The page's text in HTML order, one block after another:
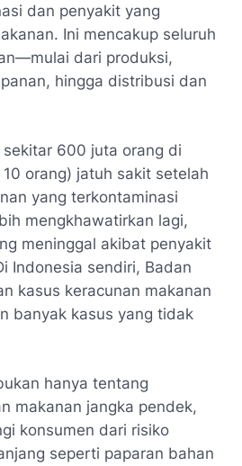
dan penyakit yang
Ini mencakup seluruh
dari produksi,
hingga distribusi dan
600 juta orang di
orang) jatuh sakit setelah
yang terkontaminasi
mengkhawatirkan lagi,
meninggal akibat penyakit
Indonesia sendiri, Badan
kasus keracunan makanan
banyak kasus yang tidak
hanya tentang
makanan jangka pendek,
konsumen dari risiko
seperti paparan bahan